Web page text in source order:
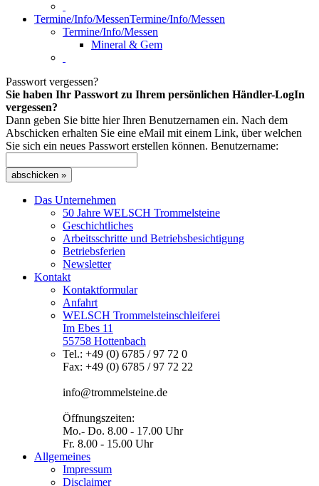
Termine/Info/MessenTermine/Info/Messen
Termine/Info/Messen
Mineral & Gem
Passwort vergessen?
Sie haben Ihr Passwort zu Ihrem persönlichen Händler-LogIn
vergessen?
Dann geben Sie bitte hier Ihren Benutzernamen ein. Nach dem
Abschicken erhalten Sie eine eMail mit einem Link, über welchen
Sie sich ein neues Passwort erstellen können. Benutzername:
abschicken »
Das Unternehmen
50 Jahre WELSCH Trommelsteine
Geschichtliches
Arbeitsschritte und Betriebsbesichtigung
Betriebsferien
Newsletter
Kontakt
Kontaktformular
Anfahrt
WELSCH Trommelsteinschleiferei
Im Ebes 11
55758 Hottenbach
Tel.: +49 (0) 6785 / 97 72 0
Fax: +49 (0) 6785 / 97 72 22
info@trommelsteine.de
Öffnungszeiten:
Mo.- Do. 8.00 - 17.00 Uhr
Fr. 8.00 - 15.00 Uhr
Allgemeines
Impressum
Disclaimer